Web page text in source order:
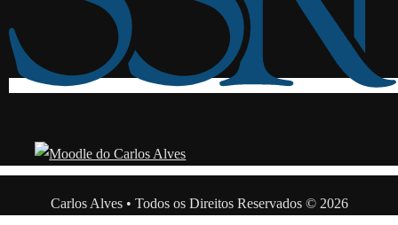
Carlos Alves • Todos os Direitos Reservados © 2026